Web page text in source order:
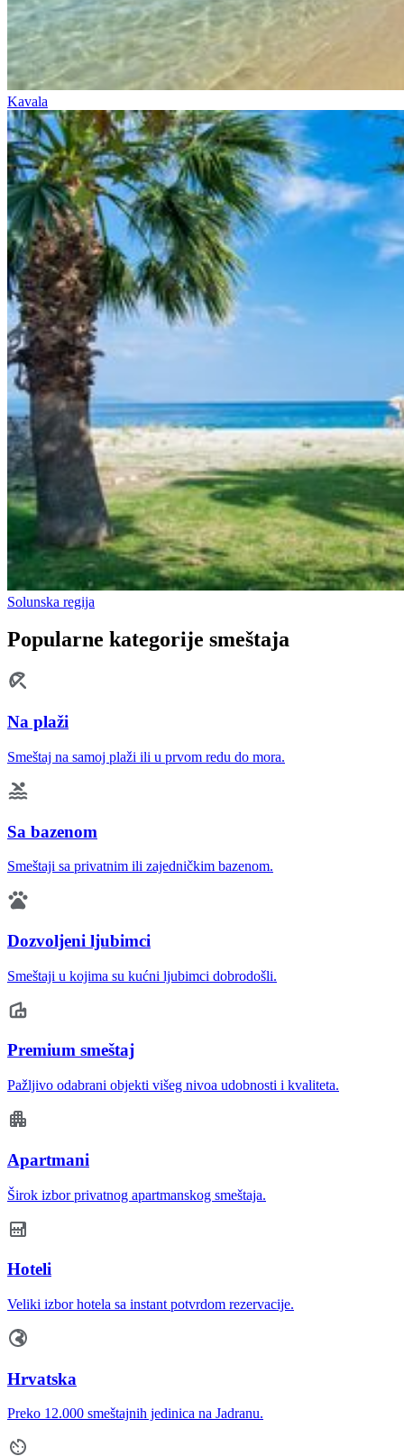
Kavala
Solunska regija
Popularne kategorije smeštaja
Na plaži
Smeštaj na samoj plaži ili u prvom redu do mora.
Sa bazenom
Smeštaji sa privatnim ili zajedničkim bazenom.
Dozvoljeni ljubimci
Smeštaji u kojima su kućni ljubimci dobrodošli.
Premium smeštaj
Pažljivo odabrani objekti višeg nivoa udobnosti i kvaliteta.
Apartmani
Širok izbor privatnog apartmanskog smeštaja.
Hoteli
Veliki izbor hotela sa instant potvrdom rezervacije.
Hrvatska
Preko 12.000 smeštajnih jedinica na Jadranu.